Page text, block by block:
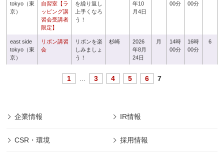
tokyo（東
京）
自習室【ラ
ッピング講
習会受講者
限定】
を繰り返し
上手くなろ
う！
年10
月4日
00分
00分
east side
tokyo（東
京）
リボン講習
会
リボンを楽
しみましょ
う！
杉崎
2026
年8月
24日
月
14時
00分
16時
00分
6
1 3 4 5 6 7
企業情報 IR情報
CSR・環境 採用情報